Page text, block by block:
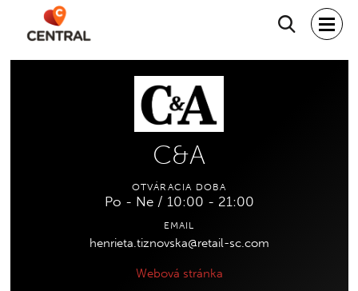
Hľadať
C&A
OTVÁRACIA DOBA
Po - Ne / 10:00 - 21:00
EMAIL
henrieta.tiznovska@retail-sc.com
Webová stránka